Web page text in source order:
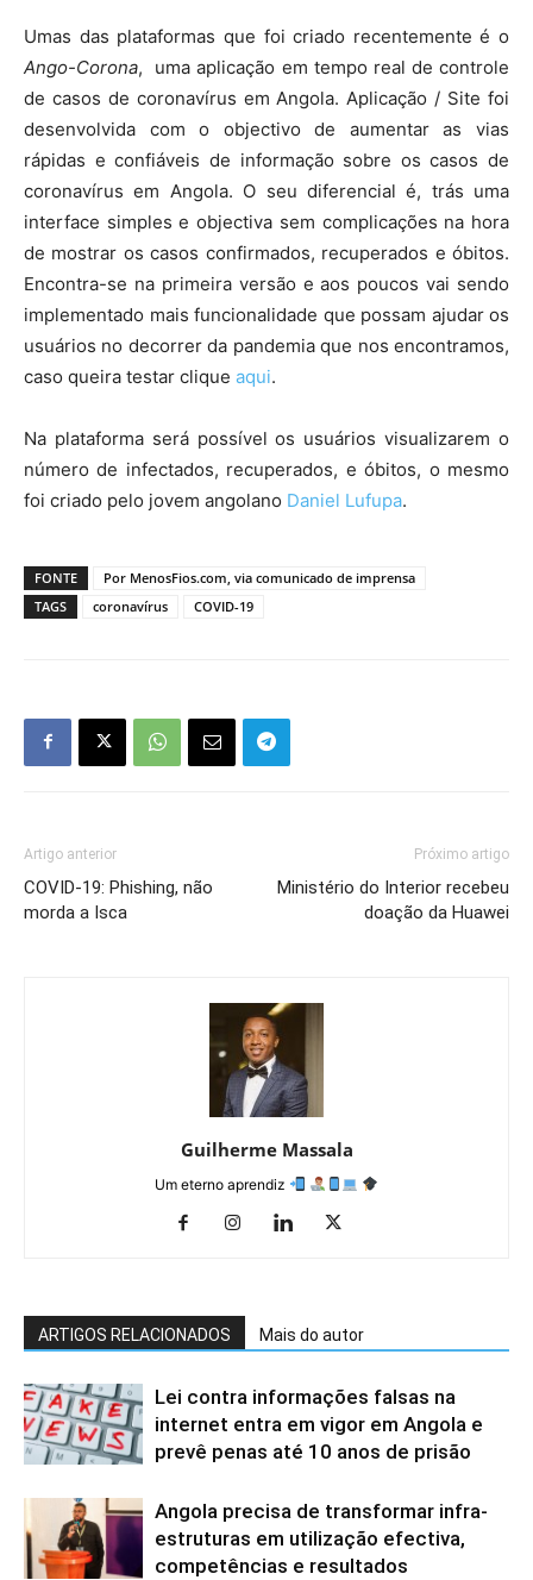
Umas das plataformas que foi criado recentemente é o
Ango-Corona, uma aplicação em tempo real de controle
de casos de coronavírus em Angola. Aplicação / Site foi
desenvolvida com o objectivo de aumentar as vias
rápidas e confiáveis de informação sobre os casos de
coronavírus em Angola. O seu diferencial é, trás uma
interface simples e objectiva sem complicações na hora
de mostrar os casos confirmados, recuperados e óbitos.
Encontra-se na primeira versão e aos poucos vai sendo
implementado mais funcionalidade que possam ajudar os
usuários no decorrer da pandemia que nos encontramos,
caso queira testar clique aqui.
Na plataforma será possível os usuários visualizarem o
número de infectados, recuperados, e óbitos, o mesmo
foi criado pelo jovem angolano Daniel Lufupa.
FONTE
Por MenosFios.com, via comunicado de imprensa
TAGS
coronavírus COVID-19
Artigo anterior
COVID-19: Phishing, não
morda a Isca
Próximo artigo
Ministério do Interior recebeu
doação da Huawei
Guilherme Massala
Um eterno aprendiz
ARTIGOS RELACIONADOS Mais do autor
Lei contra informações falsas na
internet entra em vigor em Angola e
prevê penas até 10 anos de prisão
Angola precisa de transformar infra-
estruturas em utilização efectiva,
competências e resultados